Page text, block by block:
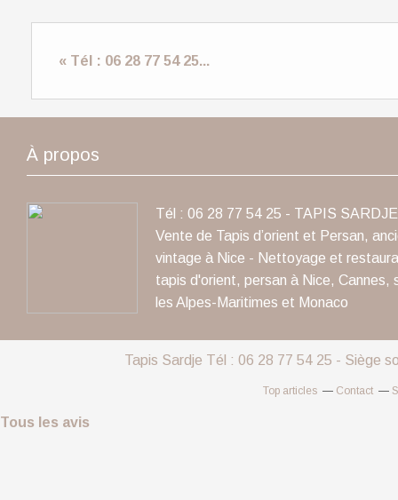
« Tél : 06 28 77 54 25...
À propos
Tél : 06 28 77 54 25 - TAPIS
Vente de Tapis d’orient et Persan,
vintage à Nice - Nettoyage et
tapis d'orient, persan à Nice, Cannes,
les Alpes-Maritimes et Monaco
Tapis Sardje Tél : 06 28 77 54 25 - Siège
Top articles Contact
Tous les avis